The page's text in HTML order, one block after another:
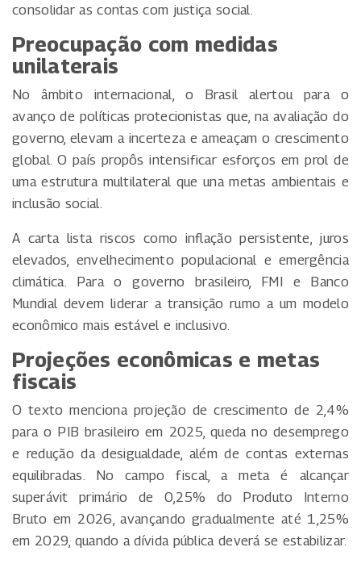
consolidar as contas com justiça social.
Preocupação com medidas
unilaterais
No âmbito internacional, o Brasil alertou para o
avanço de políticas protecionistas que, na avaliação do
governo, elevam a incerteza e ameaçam o crescimento
global. O país propôs intensificar esforços em prol de
uma estrutura multilateral que una metas ambientais e
inclusão social.
A carta lista riscos como inflação persistente, juros
elevados, envelhecimento populacional e emergência
climática. Para o governo brasileiro, FMI e Banco
Mundial devem liderar a transição rumo a um modelo
econômico mais estável e inclusivo.
Projeções econômicas e metas
fiscais
O texto menciona projeção de crescimento de 2,4%
para o PIB brasileiro em 2025, queda no desemprego
e redução da desigualdade, além de contas externas
equilibradas. No campo fiscal, a meta é alcançar
superávit primário de 0,25% do Produto Interno
Bruto em 2026, avançando gradualmente até 1,25%
em 2029, quando a dívida pública deverá se estabilizar.